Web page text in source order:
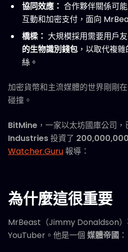
協同效應： 合作夥伴關係可
互動和加密支付，面向
橋樑： 大規模採用需要用戶
的生物識別錢包 ，以取代複
絲。
加密貨幣和主流媒體的世界剛剛
碰撞。
BitMine ，一家以太坊國庫公司，
Industries投資了
Watcher.Guru報導：
為什麼這很重要
MrBeast（Jimmy Donaldson）
YouTuber。他是一個 媒體帝國 ：